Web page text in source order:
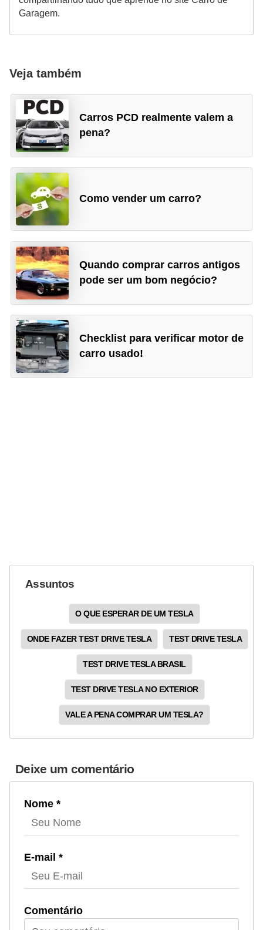
Garagem.
Veja também
Carros PCD realmente valem a
pena?
Como vender um carro?
Quando comprar carros antigos
pode ser um bom negócio?
Checklist para verificar motor de
carro usado!
Assuntos
O QUE ESPERAR DE UM TESLA
ONDE FAZER TEST DRIVE TESLA TEST DRIVE TESLA
TEST DRIVE TESLA BRASIL
TEST DRIVE TESLA NO EXTERIOR
VALE A PENA COMPRAR UM TESLA?
Deixe um comentário
Nome *
E-mail *
Comentário